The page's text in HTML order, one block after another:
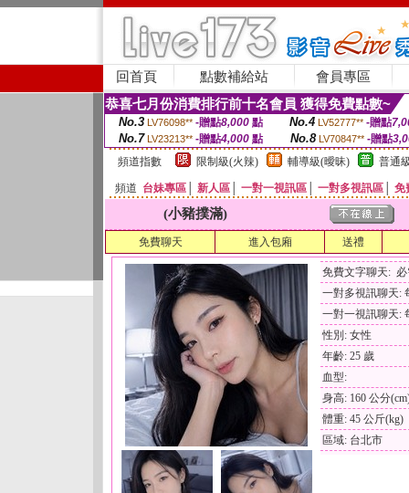
回首頁 點數補給站 會員專區
恭喜七月份消費排行前十名會員 獲得免費點數~
No.3 LV76098** -贈點8,000點 No.4 LV52777** -贈點
No.7 LV23213** -贈點4,000 點 No.8 LV70847** -贈點
頻道指數
限制級(火辣) 輔導級(曖昧) 普通
頻道 台妹專區 新人區 一對一視訊區 一對多視訊區 免
(小豬撲滿)
免費聊天 進入包廂 送禮
免費文字聊天:
一對多視訊聊天:
一對一視訊聊天:
性別: 女性
年齡: 25 歲
血型:
身高: 160 公分
體重: 45 公斤(kg)
區域: 台北市